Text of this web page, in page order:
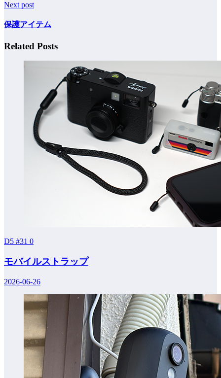
Next post
保護アイテム
Related Posts
D5 #31 0
モバイルストラップ
2026-06-26